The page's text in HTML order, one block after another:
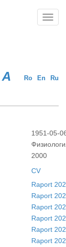
Ro En Ru
A
1951-05-
2000
CV
Raport
Raport
Raport
Raport
Raport
Raport